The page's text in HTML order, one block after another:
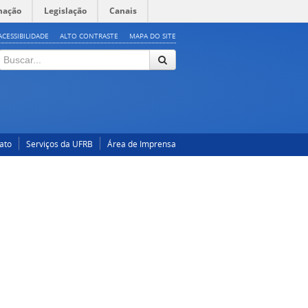
Legislação Canais
ALTO CONTRASTE MAPA DO SITE
Serviços da UFRB Área de Imprensa